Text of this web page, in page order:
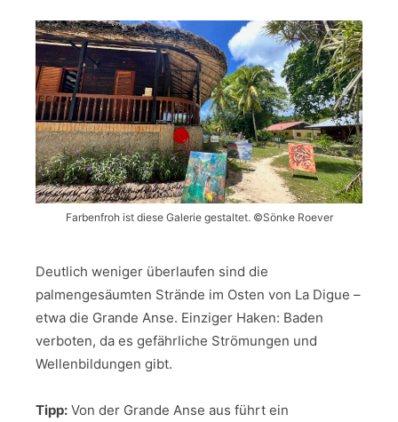
Farbenfroh ist diese Galerie gestaltet. ©Sönke Roever
Deutlich weniger überlaufen sind die
palmengesäumten Strände im Osten von La Digue –
etwa die Grande Anse. Einziger Haken: Baden
verboten, da es gefährliche Strömungen und
Wellenbildungen gibt.
Tipp: Von der Grande Anse aus führt ein